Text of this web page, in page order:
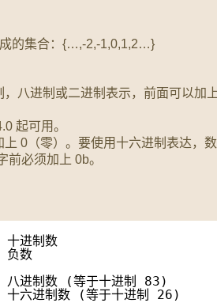
的集合：{…,-2,-1,0,1,2…}
八进制或二进制表示，前面可以加
起可用。
0（零）。要使用十六进制表达，
前必须加上 0b。
进制数
数
制数 (等于十进制 83)
进制数 (等于十进制 26)